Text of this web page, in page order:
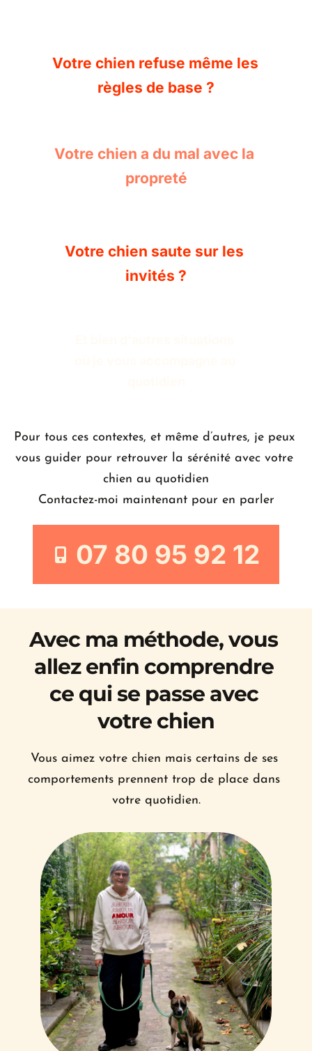
Votre chien refuse même les
règles de base ?
Votre chien a du mal avec la
propreté
Votre chien saute sur les
invités ?
Pour tous ces contextes, et même d’autres, je peux
vous guider pour retrouver la sérénité avec votre
chien au quotidien
Contactez-moi maintenant pour en parler
07 80 95 92 12
Avec ma méthode, vous
allez enfin comprendre
ce qui se passe avec
votre chien
Vous aimez votre chien mais certains de ses
comportements prennent trop de place dans
votre quotidien.